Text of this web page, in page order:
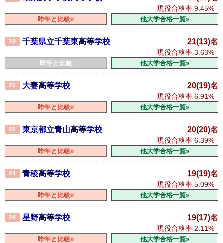
現役合格率 9.45%
昨年と比較» 他大学合格一覧»
19 千葉県立千葉東高等学校 21(13)名
現役合格率 3.63%
昨年と比較 他大学合格一覧»
22 大妻高等学校 20(19)名
現役合格率 6.91%
昨年と比較» 他大学合格一覧»
22 東京都立青山高等学校 20(20)名
現役合格率 6.39%
昨年と比較» 他大学合格一覧»
24 青稜高等学校 19(19)名
現役合格率 5.09%
昨年と比較» 他大学合格一覧»
24 星野高等学校 19(17)名
現役合格率 2.11%
昨年と比較» 他大学合格一覧»